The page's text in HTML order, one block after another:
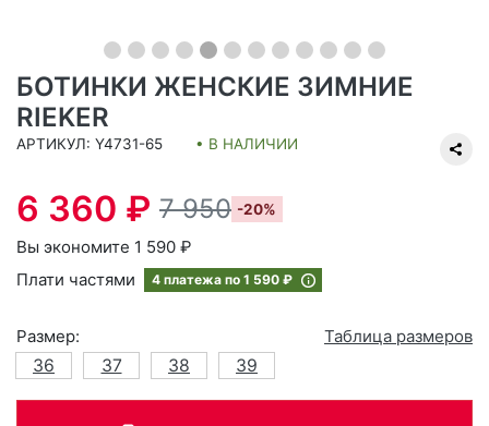
БОТИНКИ ЖЕНСКИЕ ЗИМНИЕ
RIEKER
АРТИКУЛ: Y4731-65 • В НАЛИЧИИ
6 360 ₽ 7 950 -20%
Вы экономите 1 590 ₽
Плати частями
4 платежа по 1 590 ₽
Размер:
Таблица размеров
36
37 38 39